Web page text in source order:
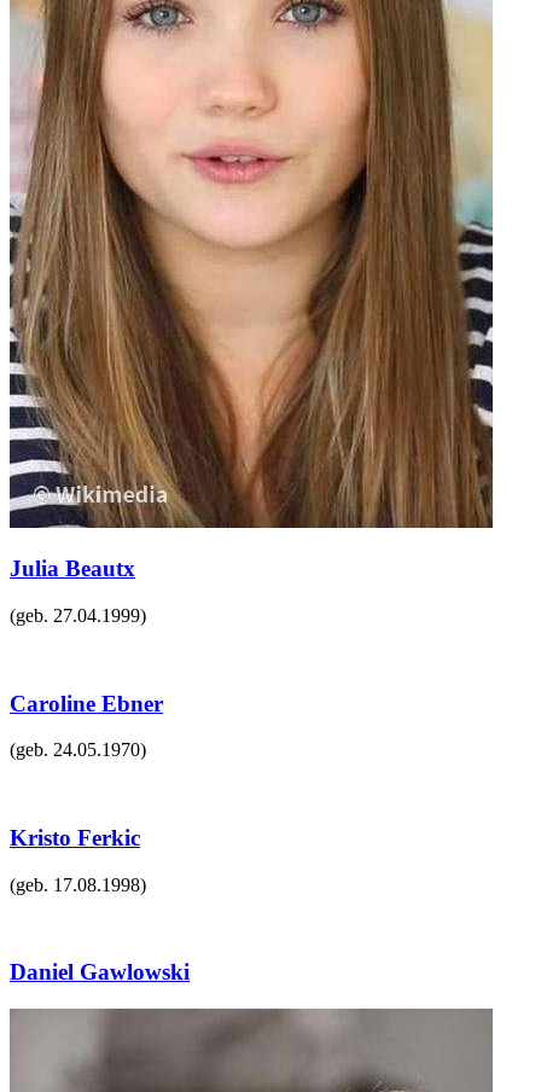
Julia Beautx
(geb. 27.04.1999)
Caroline Ebner
(geb. 24.05.1970)
Kristo Ferkic
(geb. 17.08.1998)
Daniel Gawlowski